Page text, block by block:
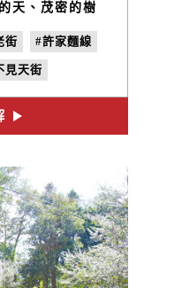
天、茂密的樹
光下閃光。烏塗
群山流水之中。
街 #許家麵線
見天街
橋